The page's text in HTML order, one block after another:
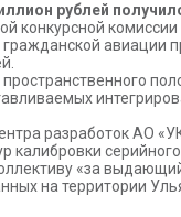
рублей
авиации
разработок
калибровки
«за
на территории